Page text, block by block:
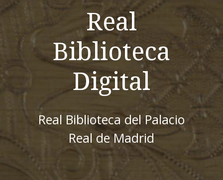
Real
Biblioteca
Digital
Real Biblioteca del Palacio
Real de Madrid